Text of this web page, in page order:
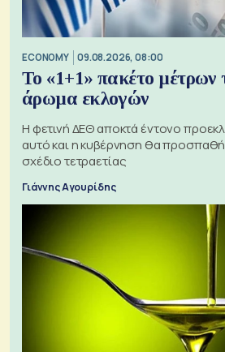
ECONOMY 09.08.2026, 08:00
Το «1+1» πακέτο
άρωμα εκλογών
Η φετινή ΔΕΘ αποκτά έντονο
αυτό και η κυβέρνηση θα
σχέδιο τετραετίας
Γιάννης Αγουρίδης